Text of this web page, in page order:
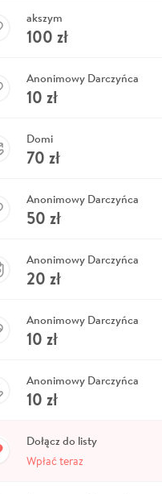
akszym
100 zł
Anonimowy Darczyńca
10 zł
Domi
70 zł
Anonimowy Darczyńca
50 zł
Anonimowy Darczyńca
20 zł
Anonimowy Darczyńca
10 zł
Anonimowy Darczyńca
10 zł
Dołącz do listy
Wpłać teraz